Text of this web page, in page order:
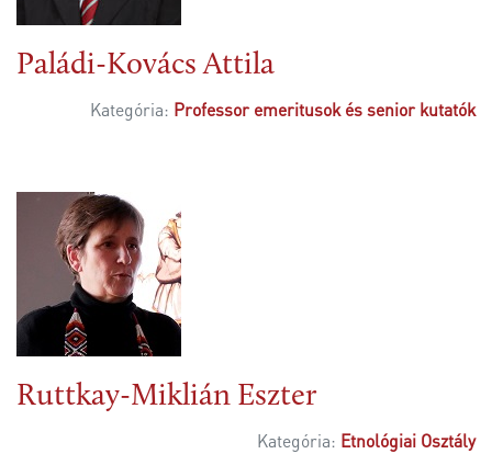
Paládi-Kovács Attila
Kategória: Professor emeritusok és senior kutatók
Ruttkay-Miklián Eszter
Kategória: Etnológiai Osztály